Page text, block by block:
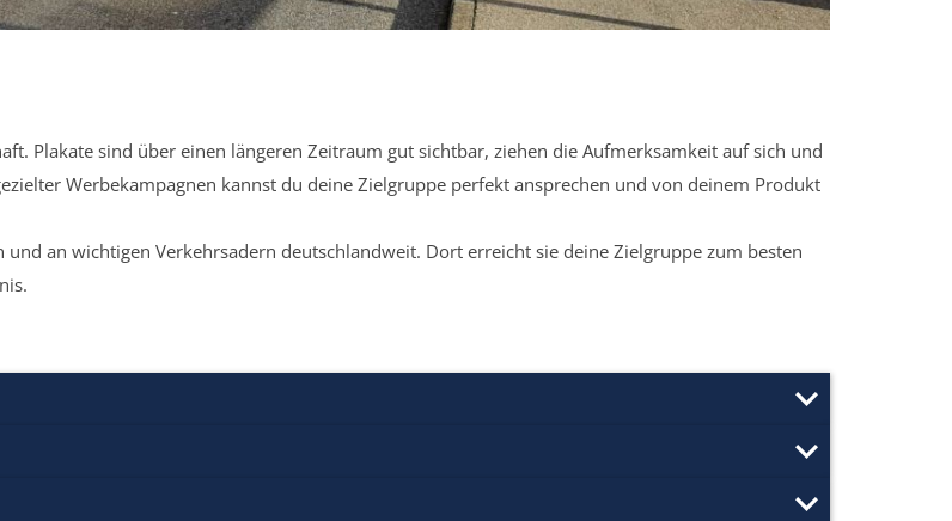
Plakate sind über einen längeren Zeitraum gut sichtbar, ziehen die Aufmerksamkeit auf sich und
Werbekampagnen kannst du deine Zielgruppe perfekt ansprechen und von deinem Produkt
an wichtigen Verkehrsadern deutschlandweit. Dort erreicht sie deine Zielgruppe zum besten